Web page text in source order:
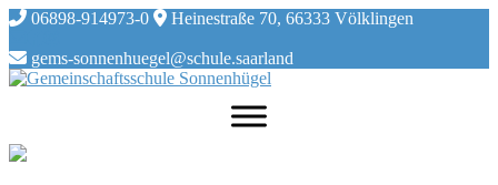
Skip
content
06898-914973-0 Heinestraße 70, 66333 Völklingen
gems-sonnenhuegel@schule.saarland